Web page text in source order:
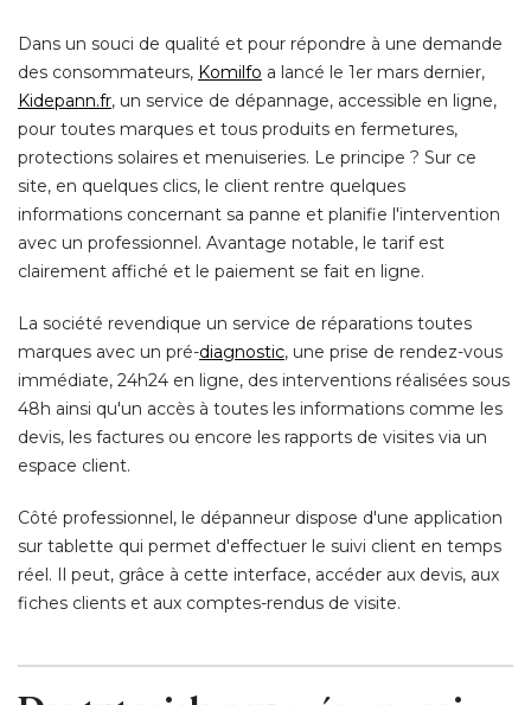
Dans un souci de qualité et pour répondre à une demande
des consommateurs, Komilfo a lancé le 1er mars dernier,
Kidepann.fr, un service de dépannage, accessible en ligne,
pour toutes marques et tous produits en fermetures,
protections solaires et menuiseries. Le principe ? Sur ce
site, en quelques clics, le client rentre quelques
informations concernant sa panne et planifie l'intervention
avec un professionnel. Avantage notable, le tarif est
clairement affiché et le paiement se fait en ligne.
La société revendique un service de réparations toutes
marques avec un pré-diagnostic, une prise de rendez-vous
immédiate, 24h24 en ligne, des interventions réalisées sous
48h ainsi qu'un accès à toutes les informations comme les
devis, les factures ou encore les rapports de visites via un
espace client.
Côté professionnel, le dépanneur dispose d'une application
sur tablette qui permet d'effectuer le suivi client en temps
réel. Il peut, grâce à cette interface, accéder aux devis, aux
fiches clients et aux comptes-rendus de visite.